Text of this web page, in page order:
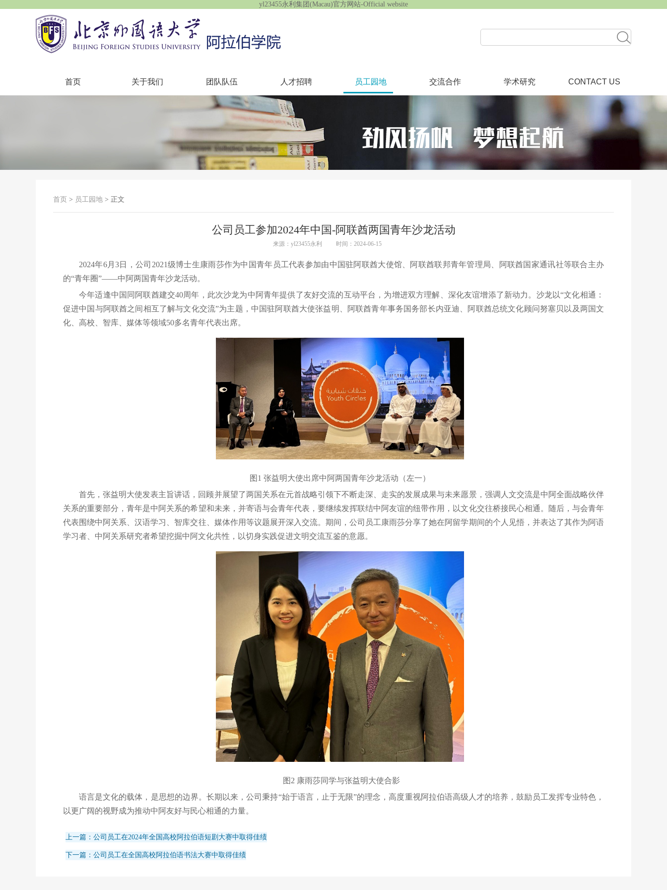
yl23455永利集团(Macau)官方网站-Official website
首页 关于我们 团队队伍 人才招聘 员工园地 交流合作 学术研究 CONTACT US
首页 > 员工园地 > 正文
公司员工参加2024年中国-阿联酋两国青年沙龙活动
来源：yl23455永利 时间：2024-06-15
2024年6月3日，公司2021级博士生康雨莎作为中国青年员工代表参加由中国驻阿联酋大使馆、阿联酋联邦青年管理局、阿联酋国家通讯社等联合主办
的“青年圈”——中阿两国青年沙龙活动。
今年适逢中国同阿联酋建交40周年，此次沙龙为中阿青年提供了友好交流的互动平台，为增进双方理解、深化友谊增添了新动力。沙龙以“文化相通：
促进中国与阿联酋之间相互了解与文化交流”为主题，中国驻阿联酋大使张益明、阿联酋青年事务国务部长内亚迪、阿联酋总统文化顾问努塞贝以及两国文
化、高校、智库、媒体等领域50多名青年代表出席。
图1 张益明大使出席中阿两国青年沙龙活动（左一）
首先，张益明大使发表主旨讲话，回顾并展望了两国关系在元首战略引领下不断走深、走实的发展成果与未来愿景，强调人文交流是中阿全面战略伙伴
关系的重要部分，青年是中阿关系的希望和未来，并寄语与会青年代表，要继续发挥联结中阿友谊的纽带作用，以文化交往桥接民心相通。随后，与会青年
代表围绕中阿关系、汉语学习、智库交往、媒体作用等议题展开深入交流。期间，公司员工康雨莎分享了她在阿留学期间的个人见悟，并表达了其作为阿语
学习者、中阿关系研究者希望挖掘中阿文化共性，以切身实践促进文明交流互鉴的意愿。
图2 康雨莎同学与张益明大使合影
语言是文化的载体，是思想的边界。长期以来，公司秉持“始于语言，止于无限”的理念，高度重视阿拉伯语高级人才的培养，鼓励员工发挥专业特色，
以更广阔的视野成为推动中阿友好与民心相通的力量。
上一篇：公司员工在2024年全国高校阿拉伯语短剧大赛中取得佳绩
下一篇：公司员工在全国高校阿拉伯语书法大赛中取得佳绩